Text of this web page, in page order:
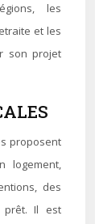
les
et les
son projet
proposent
logement,
des
prêt. Il est